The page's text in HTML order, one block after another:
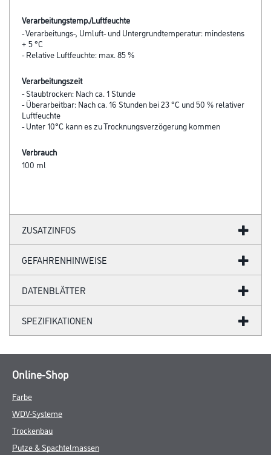
Verarbeitungstemp./Luftfeuchte
- Verarbeitungs-, Umluft- und Untergrundtemperatur: mindestens
+ 5 °C
- Relative Luftfeuchte: max. 85 %
Verarbeitungszeit
- Staubtrocken: Nach ca. 1 Stunde
- Überarbeitbar: Nach ca. 16 Stunden bei 23 °C und 50 % relativer
Luftfeuchte
- Unter 10°C kann es zu Trocknungsverzögerung kommen
Verbrauch
100 ml
ZUSATZINFOS
GEFAHRENHINWEISE
DATENBLÄTTER
SPEZIFIKATIONEN
Online-Shop
Farbe
WDV-Systeme
Trockenbau
Putze & Spachtelmassen